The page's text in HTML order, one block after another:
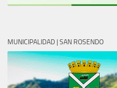
MUNICIPALIDAD | SAN ROSENDO